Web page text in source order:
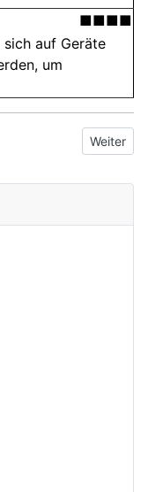
■■■■
auf Geräte
um
Nächster
Weiter